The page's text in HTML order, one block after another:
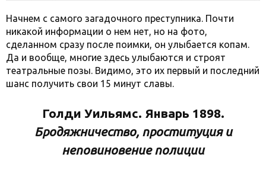
Начнем с самого загадочного преступника. Почти
никакой информации о нем нет, но на фото,
сделанном сразу после поимки, он улыбается копам.
Да и вообще, многие здесь улыбаются и строят
театральные позы. Видимо, это их первый и последний
шанс получить свои 15 минут славы.
Голди Уильямс. Январь 1898.
Бродяжничество, проституция и
неповиновение полиции